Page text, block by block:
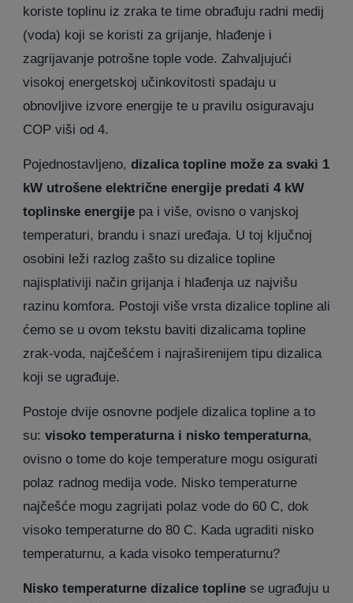
koriste toplinu iz zraka te time obrađuju radni medij
(voda) koji se koristi za grijanje, hlađenje i
zagrijavanje potrošne tople vode. Zahvaljujući
visokoj energetskoj učinkovitosti spadaju u
obnovljive izvore energije te u pravilu osiguravaju
COP viši od 4.
Pojednostavljeno, dizalica topline može za svaki 1
kW utrošene električne energije predati 4 kW
toplinske energije pa i više, ovisno o vanjskoj
temperaturi, brandu i snazi uređaja. U toj ključnoj
osobini leži razlog zašto su dizalice topline
najisplativiji način grijanja i hlađenja uz najvišu
razinu komfora. Postoji više vrsta dizalice topline ali
ćemo se u ovom tekstu baviti dizalicama topline
zrak-voda, najčešćem i najraširenijem tipu dizalica
koji se ugrađuje.
Postoje dvije osnovne podjele dizalica topline a to
su: visoko temperaturna i nisko temperaturna,
ovisno o tome do koje temperature mogu osigurati
polaz radnog medija vode. Nisko temperaturne
najčešće mogu zagrijati polaz vode do 60 C, dok
visoko temperaturne do 80 C. Kada ugraditi nisko
temperaturnu, a kada visoko temperaturnu?
Nisko temperaturne dizalice topline se ugrađuju u